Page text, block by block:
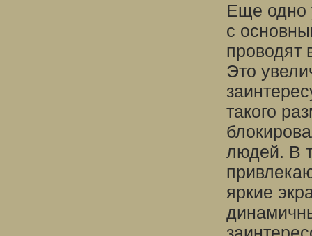
Еще одно
с
проводят
Это
такого
людей. В
яркие